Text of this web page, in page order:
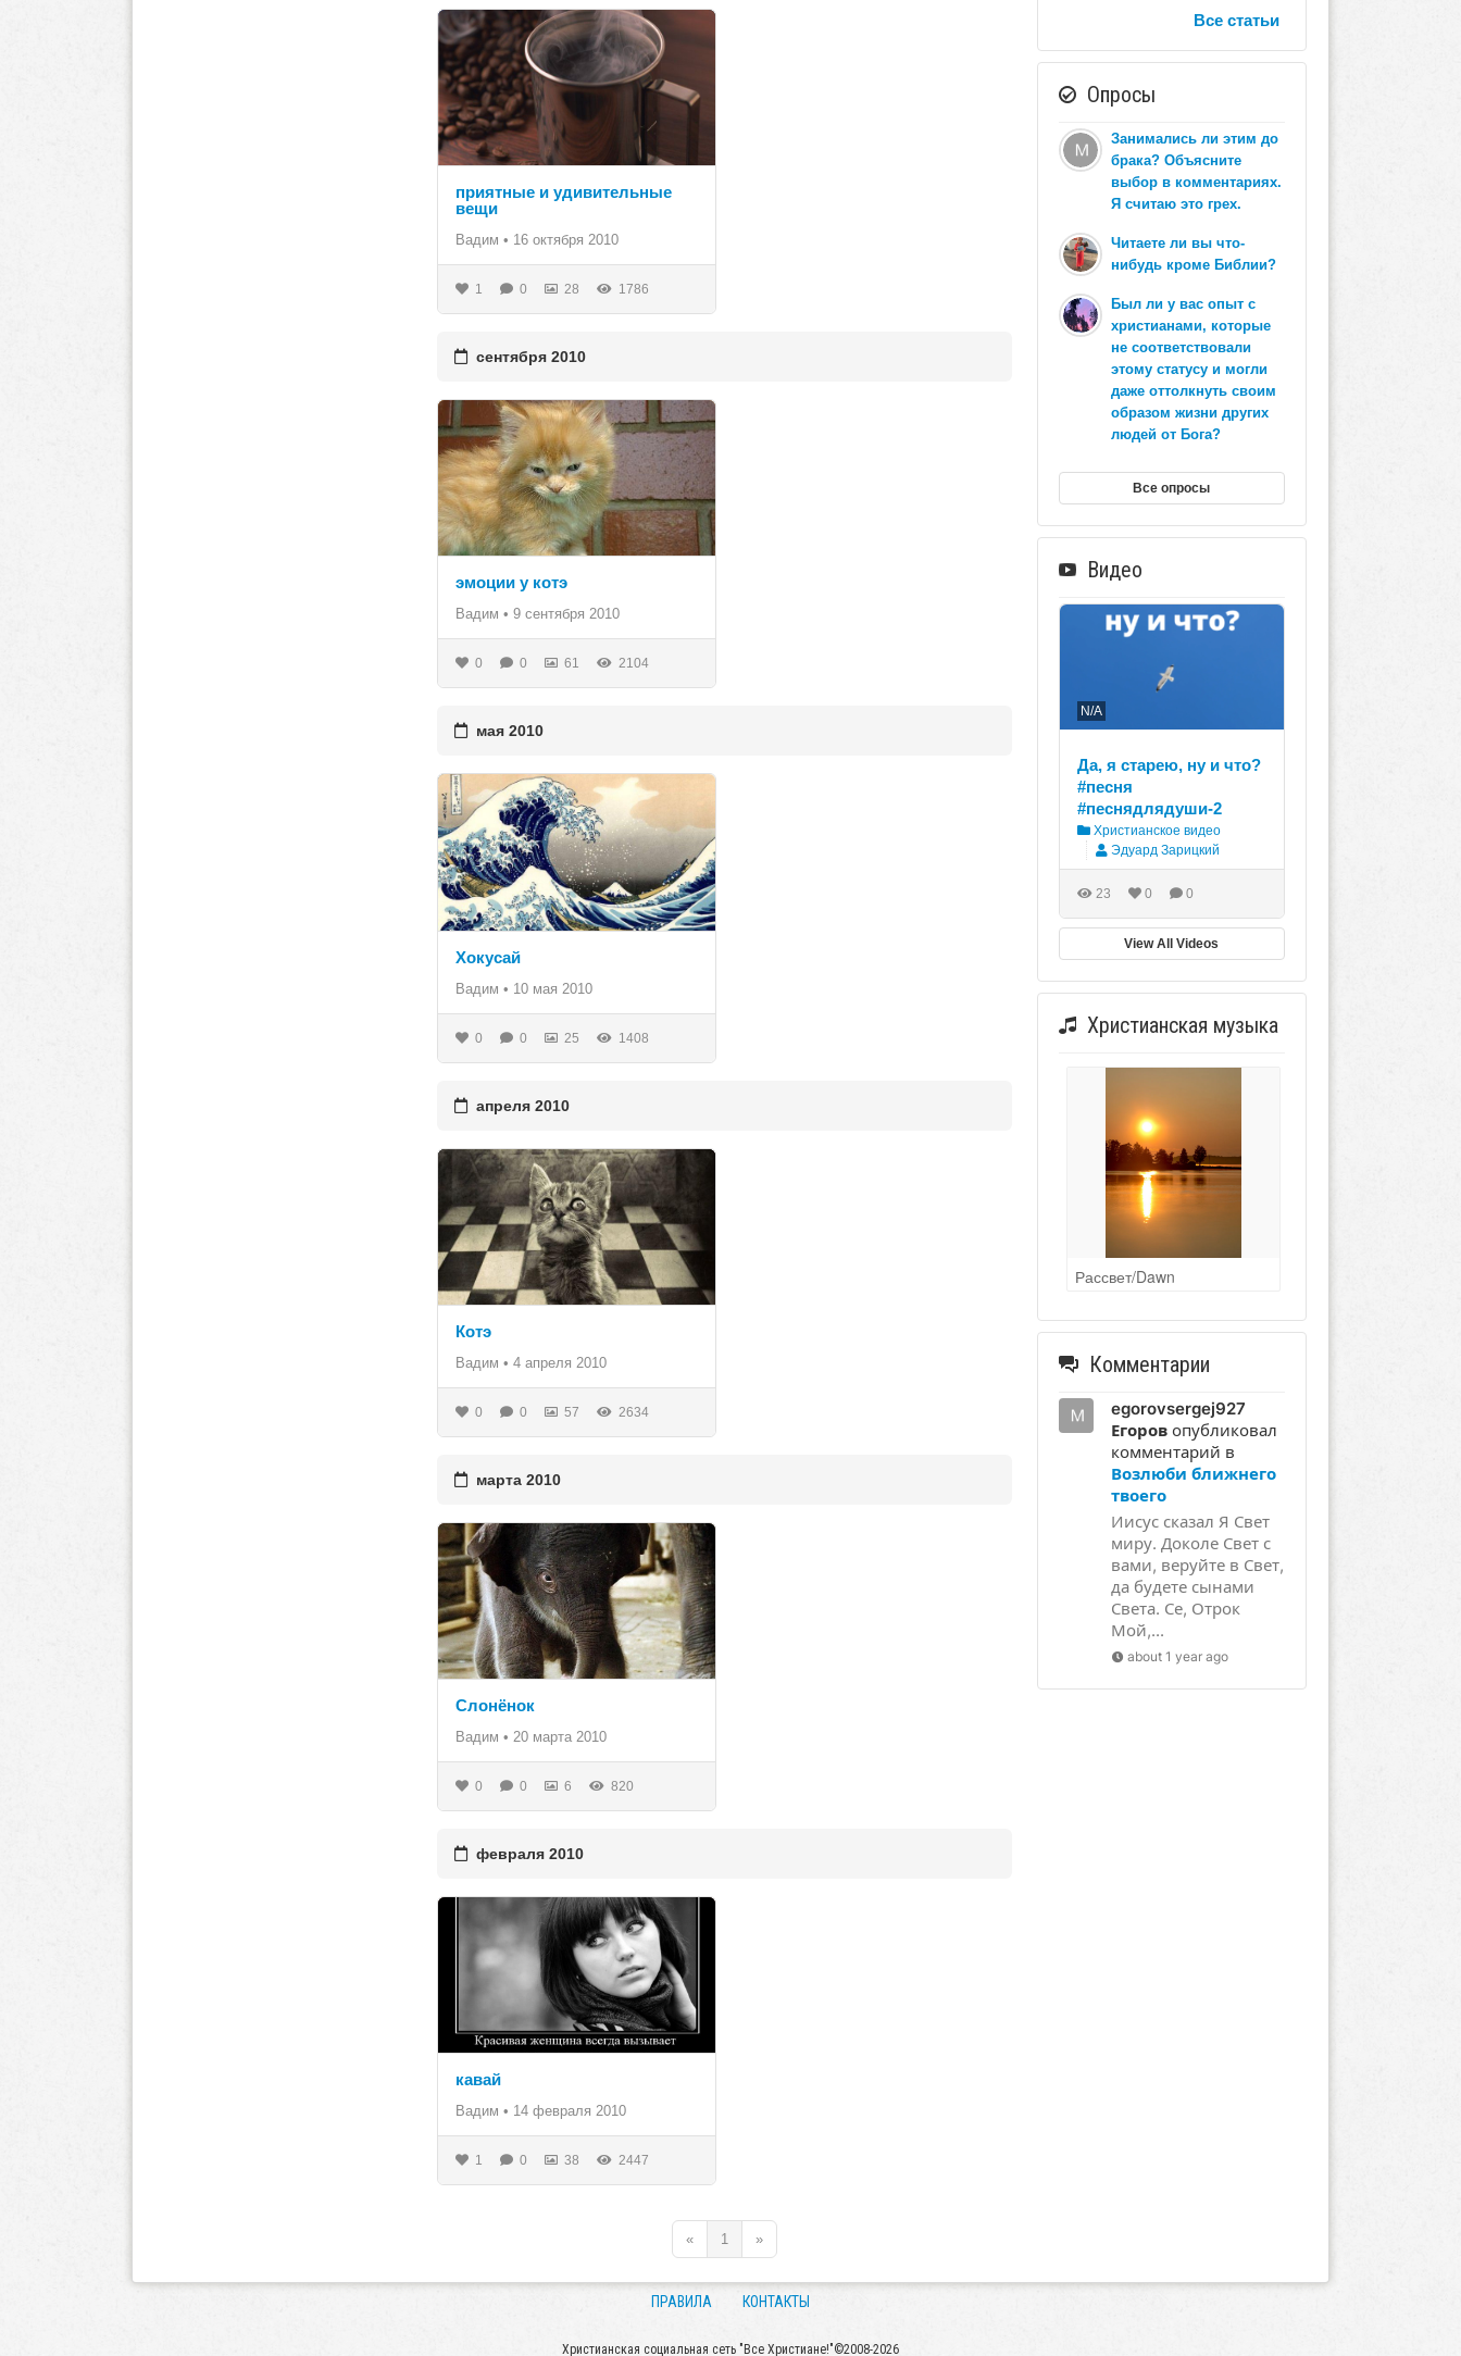
приятные и удивительные
вещи
Вадим • 16 октября 2010
1 0 28 1786
сентября 2010
эмоции у котэ
Вадим • 9 сентября 2010
0 0 61 2104
мая 2010
Хокусай
Вадим • 10 мая 2010
0 0 25 1408
апреля 2010
Котэ
Вадим • 4 апреля 2010
0 0 57 2634
марта 2010
Слонёнок
Вадим • 20 марта 2010
0 0 6 820
февраля 2010
кавай
Вадим • 14 февраля 2010
1 0 38 2447
« 1 »
Все статьи
Опросы
Занимались ли этим до
брака? Объясните
выбор в комментариях.
Я считаю это грех.
Читаете ли вы что-
нибудь кроме Библии?
Был ли у вас опыт с
христианами, которые
не соответствовали
этому статусу и могли
даже оттолкнуть своим
образом жизни других
людей от Бога?
Все опросы
Видео
N/A
Да, я старею, ну и что?
#песня
#песнядлядуши-2
Христианское видео
Эдуард Зарицкий
23 0 0
View All Videos
Христианская музыка
Рассвет/Dawn
Комментарии
egorovsergej927
Егоровопубликовал
комментарий в
Возлюби ближнего
твоего
Иисус сказал Я Свет
миру. Доколе Свет с
вами, веруйте в Свет,
да будете сынами
Света. Се, Отрок
Мой,...
about 1 year ago
ПРАВИЛА КОНТАКТЫ
Христианская социальная сеть "Все Христиане!"©2008-2026